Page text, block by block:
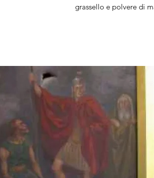
grassello e polvere di